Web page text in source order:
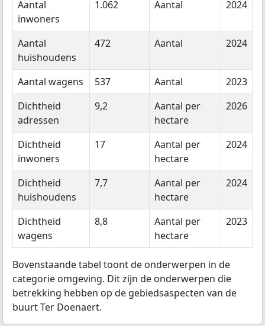
Aantal
inwoners
1.062 Aantal 2024
Aantal
huishoudens
472 Aantal 2024
Aantal wagens 537 Aantal
2023
Dichtheid
adressen
9,2
Aantal per
hectare
2026
Dichtheid
inwoners
17
Aantal per
hectare
2024
Dichtheid
huishoudens
7,7
Aantal per
hectare
2024
Dichtheid
wagens
8,8
Aantal per
hectare
2023
Bovenstaande tabel toont de onderwerpen in de
categorie omgeving. Dit zijn de onderwerpen die
betrekking hebben op de gebiedsaspecten van de
buurt Ter Doenaert.